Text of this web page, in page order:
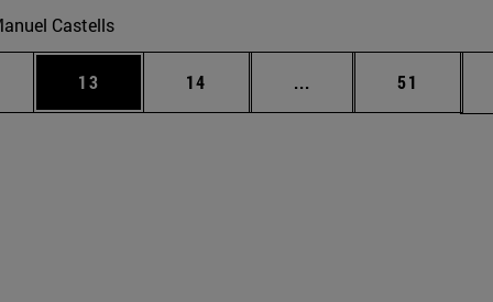
Castells
Use TAB para desplazarse.
Página
13 Página
14 ... Páginas intermedias
Página
51